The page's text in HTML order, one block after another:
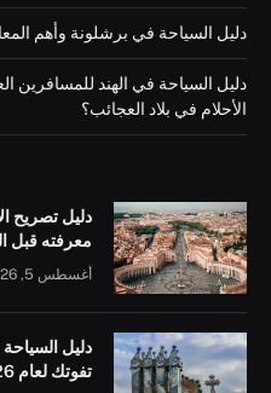
دليل السياحة في برشلونة وأهم المعالم
الأحلام في بلاد العجائب؟
معرفته قبل
أغسطس 5, 2026
دليل
تفوتك لعام 2026